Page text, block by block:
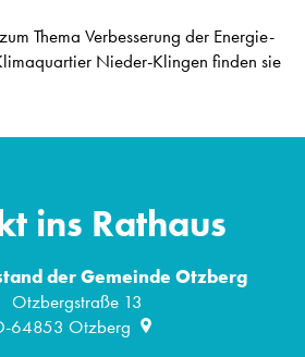
Thema Verbesserung der Energie-
Nieder-Klingen finden sie
ins Rathaus
der Gemeinde Otzberg
Otzbergstraße 13
64853 Otzberg